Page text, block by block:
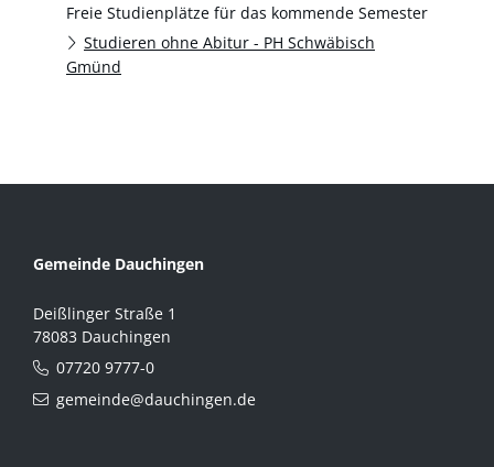
Freie Studienplätze für das kommende Semester
Studieren ohne Abitur - PH Schwäbisch
Gmünd
Gemeinde Dauchingen
Deißlinger Straße 1
78083 Dauchingen
07720 9777-0
gemeinde@dauchingen.de